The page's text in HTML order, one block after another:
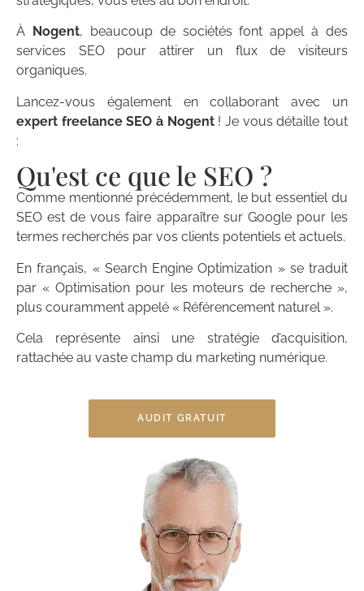
À Nogent, beaucoup de sociétés font appel à des
services SEO pour attirer un flux de visiteurs
organiques.
Lancez-vous également en collaborant avec un
expert freelance SEO à Nogent! Je vous détaille tout
:
Qu'est ce que le SEO ?
Comme mentionné précédemment, le but essentiel du
SEO est de vous faire apparaître sur Google pour les
termes recherchés par vos clients potentiels et actuels.
En français, « Search Engine Optimization » se traduit
par « Optimisation pour les moteurs de recherche »,
plus couramment appelé « Référencement naturel ».
Cela représente ainsi une stratégie d’acquisition,
rattachée au vaste champ du marketing numérique.
AUDIT GRATUIT